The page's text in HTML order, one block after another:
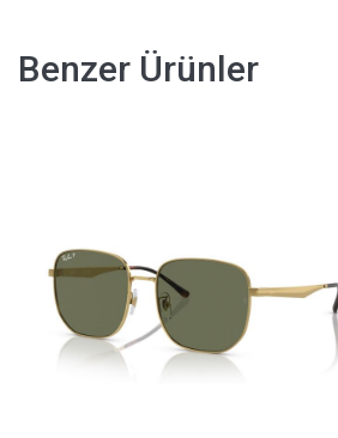
Benzer Ürünler